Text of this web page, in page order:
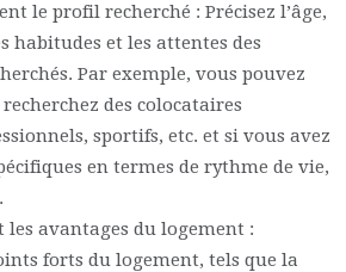
le profil recherché : Précisez l’âge,
habitudes et les attentes des
Par exemple, vous pouvez
des colocataires
sportifs, etc. et si vous avez
en termes de rythme de vie,
avantages du logement :
forts du logement, tels que la